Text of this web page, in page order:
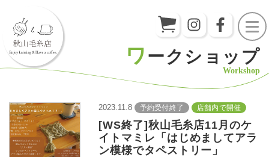
ワ ークショップ
Workshop
2023.11.8 予約受付終了 店舗内で開催
[WS終了]秋山毛糸店11月のケ
イトマミレ「はじめましてアラ
ン模様でタペストリー」